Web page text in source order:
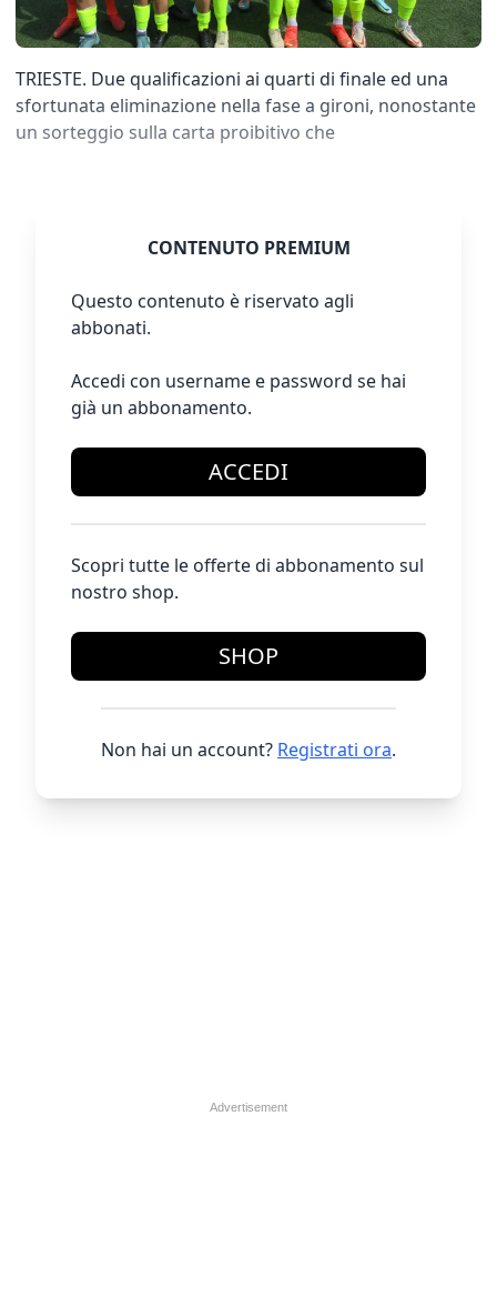
TRIESTE. Due qualificazioni ai quarti di finale ed una
sfortunata eliminazione nella fase a gironi, nonostante
un sorteggio sulla carta proibitivo che
CONTENUTO PREMIUM
Questo contenuto è riservato agli
abbonati.
Accedi con username e password se hai
già un abbonamento.
ACCEDI
Scopri tutte le offerte di abbonamento sul
nostro shop.
SHOP
Non hai un account? Registrati ora.